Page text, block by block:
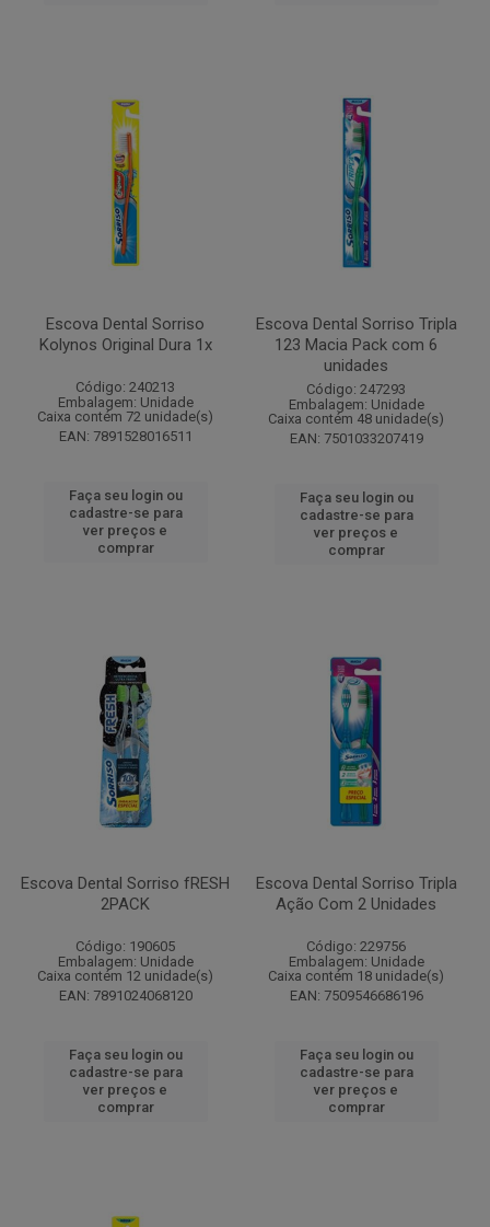
Escova Dental Sorriso
Kolynos Original Dura 1x
Código: 240213
Embalagem: Unidade
Caixa contém 72 unidade(s)
EAN: 7891528016511
Faça seu login ou
cadastre-se para
ver preços e
comprar
Escova Dental Sorriso Tripla
123 Macia Pack com 6
unidades
Código: 247293
Embalagem: Unidade
Caixa contém 48 unidade(s)
EAN: 7501033207419
Faça seu login ou
cadastre-se para
ver preços e
comprar
Escova Dental Sorriso fRESH
2PACK
Código: 190605
Embalagem: Unidade
Caixa contém 12 unidade(s)
EAN: 7891024068120
Faça seu login ou
cadastre-se para
ver preços e
comprar
Escova Dental Sorriso Tripla
Ação Com 2 Unidades
Código: 229756
Embalagem: Unidade
Caixa contém 18 unidade(s)
EAN: 7509546686196
Faça seu login ou
cadastre-se para
ver preços e
comprar